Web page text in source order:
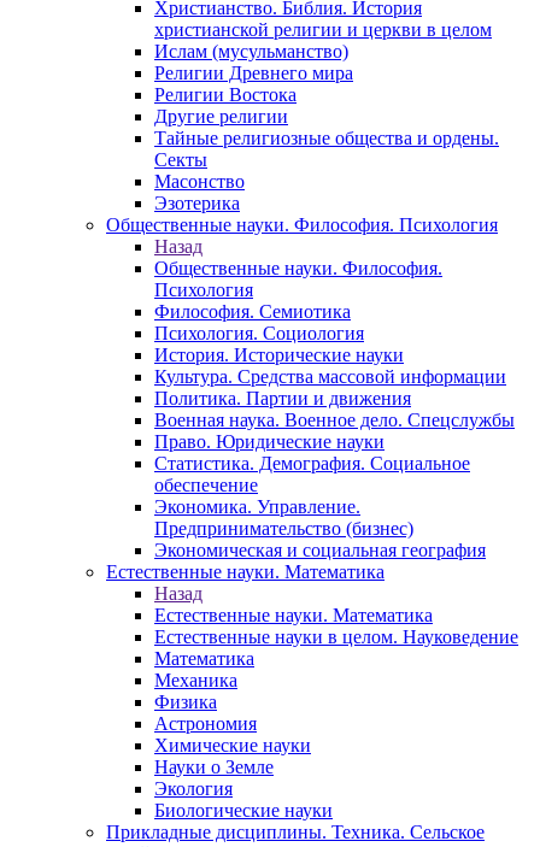
Христианство. Библия. История
христианской религии и церкви в целом
Ислам (мусульманство)
Религии Древнего мира
Религии Востока
Другие религии
Тайные религиозные общества и ордены.
Секты
Масонство
Эзотерика
Общественные науки. Философия. Психология
Назад
Общественные науки. Философия.
Психология
Философия. Семиотика
Психология. Социология
История. Исторические науки
Культура. Средства массовой информации
Политика. Партии и движения
Военная наука. Военное дело. Спецслужбы
Право. Юридические науки
Статистика. Демография. Социальное
обеспечение
Экономика. Управление.
Предпринимательство (бизнес)
Экономическая и социальная география
Естественные науки. Математика
Назад
Естественные науки. Математика
Естественные науки в целом. Науковедение
Математика
Механика
Физика
Астрономия
Химические науки
Науки о Земле
Экология
Биологические науки
Прикладные дисциплины. Техника. Сельское